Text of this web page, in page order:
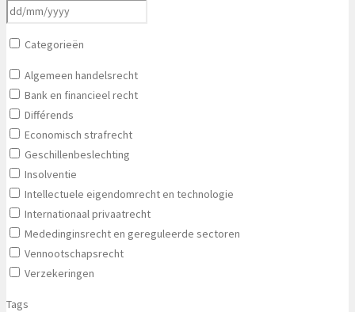
Categorieën
Algemeen handelsrecht
Bank en financieel recht
Différends
Economisch strafrecht
Geschillenbeslechting
Insolventie
Intellectuele eigendomrecht en technologie
Internationaal privaatrecht
Mededinginsrecht en gereguleerde sectoren
Vennootschapsrecht
Verzekeringen
Tags